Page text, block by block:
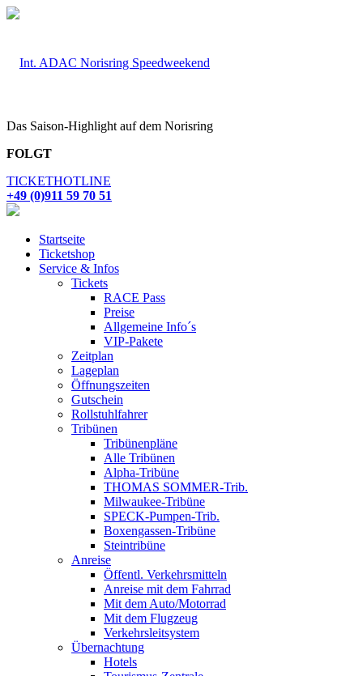
Das Saison-Highlight auf dem Norisring
FOLGT
TICKETHOTLINE
+49 (0)911 59 70 51
Startseite
Ticketshop
Service & Infos
Tickets
RACE Pass
Preise
Allgemeine Info´s
VIP-Pakete
Zeitplan
Lageplan
Öffnungszeiten
Gutschein
Rollstuhlfahrer
Tribünen
Tribünenpläne
Alle Tribünen
Alpha-Tribüne
THOMAS SOMMER-Trib.
Milwaukee-Tribüne
SPECK-Pumpen-Trib.
Boxengassen-Tribüne
Steintribüne
Anreise
Öffentl. Verkehrsmitteln
Anreise mit dem Fahrrad
Mit dem Auto/Motorrad
Mit dem Flugzeug
Verkehrsleitsystem
Übernachtung
Hotels